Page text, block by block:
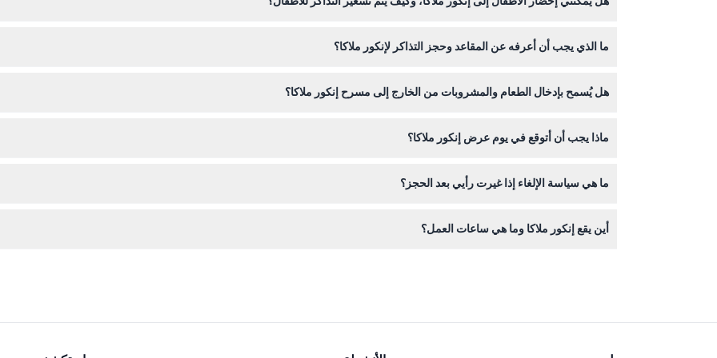
سنة فما فوق يحتاجون إلى تذاكر للكبار. قد تتوفر تذاكر كبار السن للضيوف الذين تبلغ أعمارهم 60 عامًا فأكثر مع إثبات الهوية.
ما الذي يجب أن أعرفه عن المقاعد وحجز التذاكر لإنكور ملاكا؟
بالتغييرات أو استرداد الأموال.
هل يُسمح بإدخال الطعام والمشروبات من الخارج إلى مسرح إنكور ملاكا؟
ماذا يجب أن أتوقع في يوم عرض إنكور ملاكا؟
الصور في الردهة قبل بدء العرض.
ما هي سياسة الإلغاء إذا غيرت رأيي بعد الحجز؟
أين يقع إنكور ملاكا وما هي ساعات العمل؟